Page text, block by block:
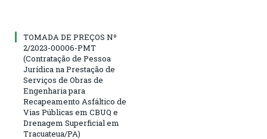
TOMADA DE PREÇOS Nº
2/2023-00006-PMT
(Contratação de Pessoa
Jurídica na Prestação de
Serviços de Obras de
Engenharia para
Recapeamento Asfáltico de
Vias Públicas em CBUQ e
Drenagem Superficial em
Tracuateua/PA)